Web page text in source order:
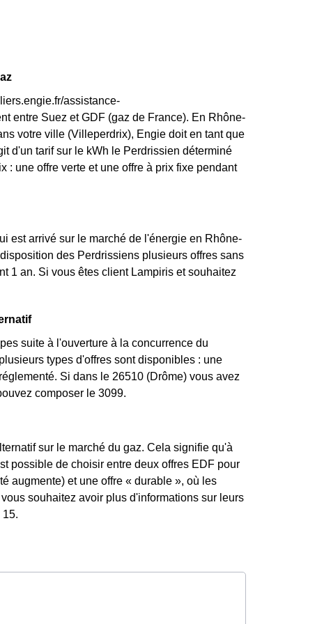
assistance-
entre Suez et GDF (gaz de France). En Rhône-
votre ville (Villeperdrix), Engie doit en tant que
d'un tarif sur le kWh le Perdrissien déterminé
une offre verte et une offre à prix fixe pendant
est arrivé sur le marché de l'énergie en Rhône-
des Perdrissiens plusieurs offres sans
1 an. Si vous êtes client Lampiris et souhaitez
suite à l'ouverture à la concurrence du
types d'offres sont disponibles : une
Si dans le 26510 (Drôme) vous avez
composer le 3099.
sur le marché du gaz. Cela signifie qu'à
possible de choisir entre deux offres EDF pour
augmente) et une offre « durable », où les
souhaitez avoir plus d'informations sur leurs
15.